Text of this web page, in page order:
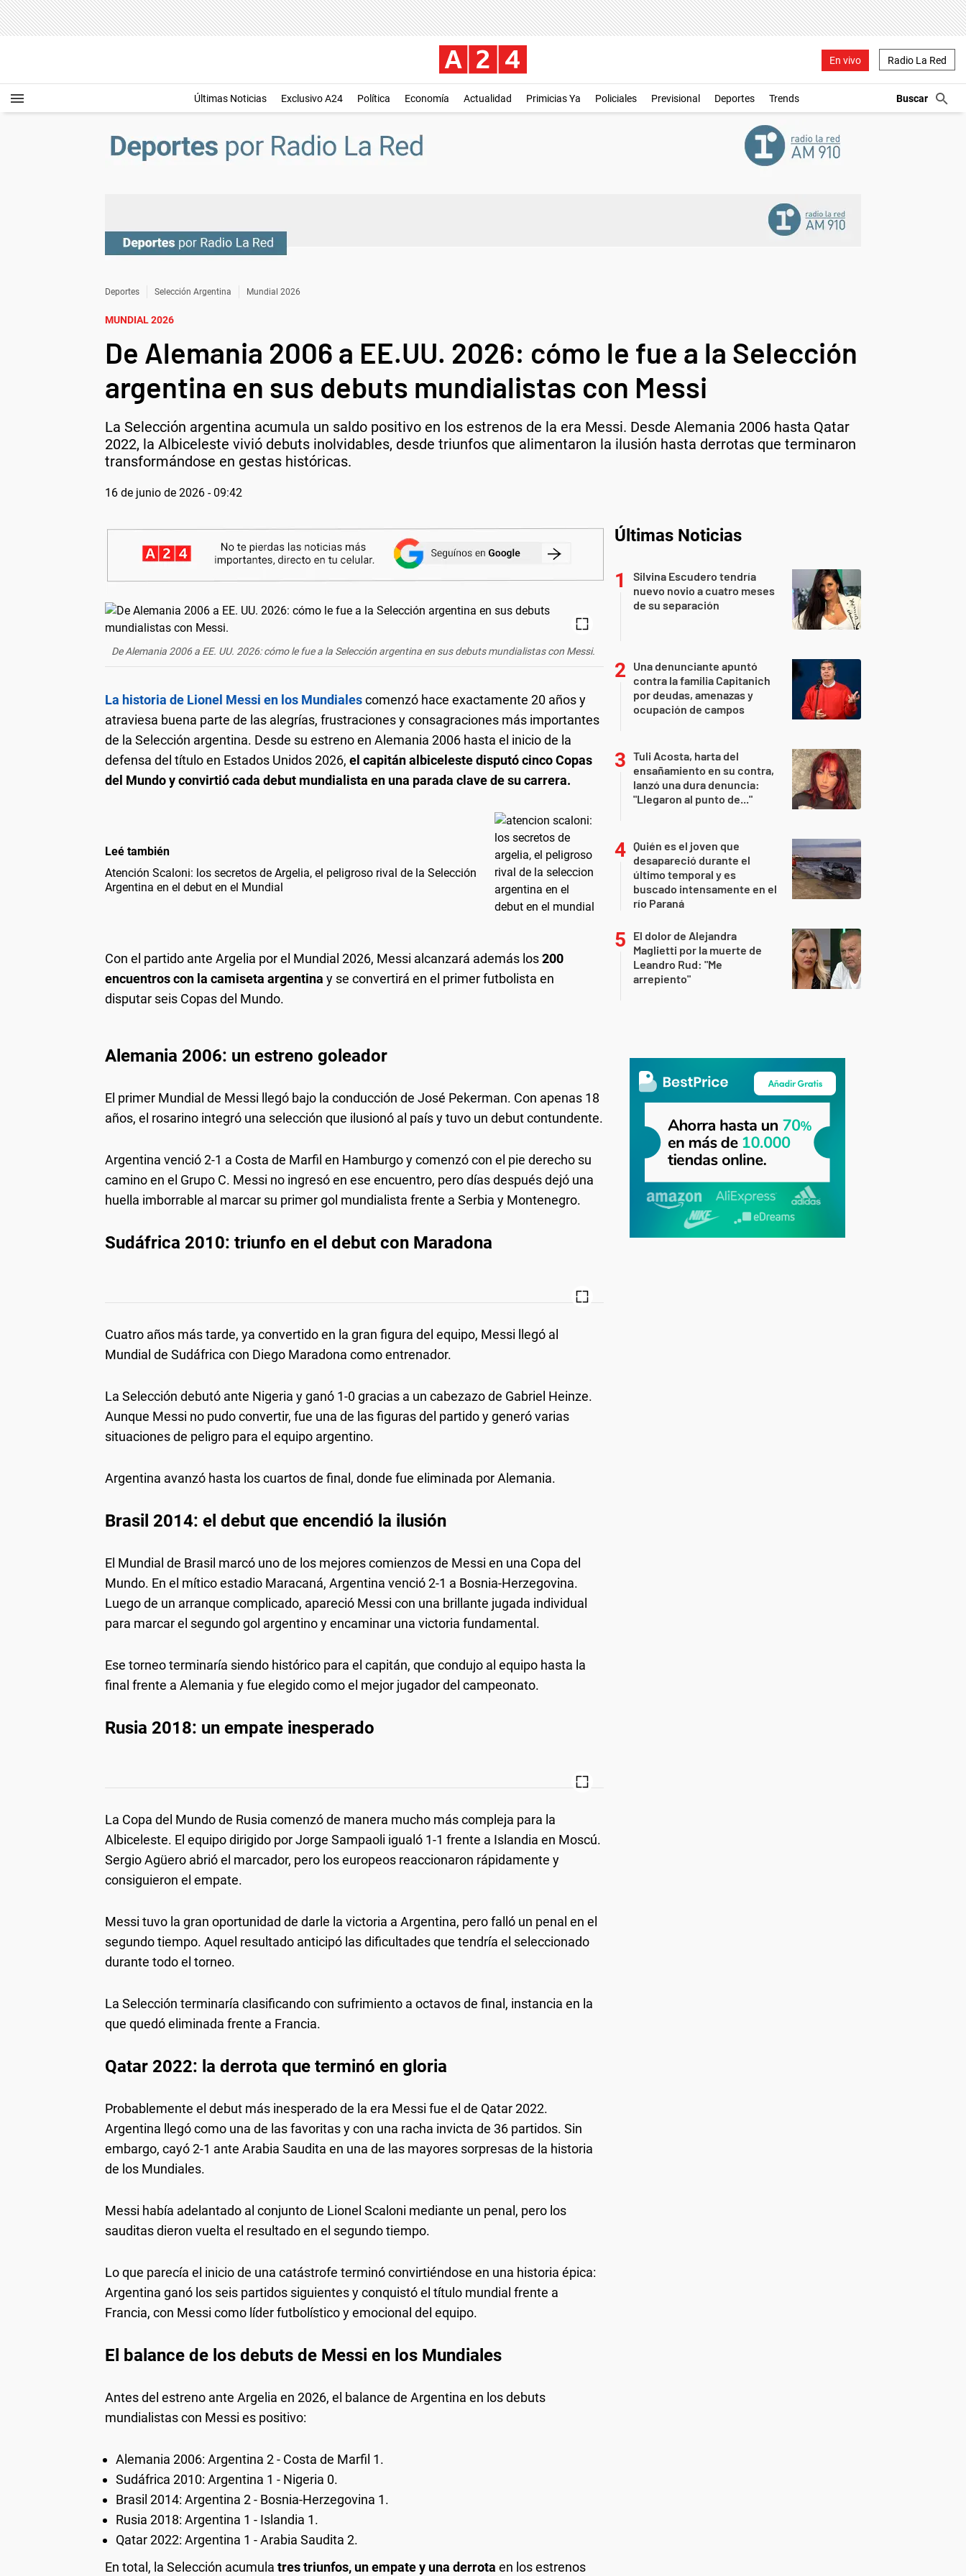
En vivo Radio La Red
Últimas Noticias Exclusivo A24 Política Economía Actualidad Primicias Ya Policiales Previsional Deportes Trends
Deportes Selección Argentina Mundial 2026
MUNDIAL 2026
De Alemania 2006 a EE.UU. 2026: cómo le fue a la Selección
argentina en sus debuts mundialistas con Messi
La Selección argentina acumula un saldo positivo en los estrenos de la era Messi. Desde Alemania 2006 hasta Qatar
2022, la Albiceleste vivió debuts inolvidables, desde triunfos que alimentaron la ilusión hasta derrotas que terminaron
transformándose en gestas históricas.
16 de junio de 2026 - 09:42
De Alemania 2006 a EE. UU. 2026: cómo le fue a la Selección argentina en sus debuts mundialistas con Messi.
La historia de Lionel Messi en los Mundialescomenzó hace exactamente 20 años y
atraviesa buena parte de las alegrías, frustraciones y consagraciones más importantes
de la Selección argentina. Desde su estreno en Alemania 2006 hasta el inicio de la
defensa del título en Estados Unidos 2026, el capitán albiceleste disputó cinco Copas
del Mundo y convirtió cada debut mundialista en una parada clave de su carrera.
Leé también
Atención Scaloni: los secretos de Argelia, el peligroso rival de la Selección
Argentina en el debut en el Mundial
Con el partido ante Argelia por el Mundial 2026, Messi alcanzará además los200
encuentros con la camiseta argentina y se convertirá en el primer futbolista en
disputar seis Copas del Mundo.
Alemania 2006: un estreno goleador
El primer Mundial de Messi llegó bajo la conducción de José Pekerman. Con apenas 18
años, el rosarino integró una selección que ilusionó al país y tuvo un debut contundente.
Argentina venció 2-1 a Costa de Marfil en Hamburgo y comenzó con el pie derecho su
camino en el Grupo C. Messi no ingresó en ese encuentro, pero días después dejó una
huella imborrable al marcar su primer gol mundialista frente a Serbia y Montenegro.
Sudáfrica 2010: triunfo en el debut con Maradona
Cuatro años más tarde, ya convertido en la gran figura del equipo, Messi llegó al
Mundial de Sudáfrica con Diego Maradona como entrenador.
La Selección debutó ante Nigeria y ganó 1-0 gracias a un cabezazo de Gabriel Heinze.
Aunque Messi no pudo convertir, fue una de las figuras del partido y generó varias
situaciones de peligro para el equipo argentino.
Argentina avanzó hasta los cuartos de final, donde fue eliminada por Alemania.
Brasil 2014: el debut que encendió la ilusión
El Mundial de Brasil marcó uno de los mejores comienzos de Messi en una Copa del
Mundo. En el mítico estadio Maracaná, Argentina venció 2-1 a Bosnia-Herzegovina.
Luego de un arranque complicado, apareció Messi con una brillante jugada individual
para marcar el segundo gol argentino y encaminar una victoria fundamental.
Ese torneo terminaría siendo histórico para el capitán, que condujo al equipo hasta la
final frente a Alemania y fue elegido como el mejor jugador del campeonato.
Rusia 2018: un empate inesperado
La Copa del Mundo de Rusia comenzó de manera mucho más compleja para la
Albiceleste. El equipo dirigido por Jorge Sampaoli igualó 1-1 frente a Islandia en Moscú.
Sergio Agüero abrió el marcador, pero los europeos reaccionaron rápidamente y
consiguieron el empate.
Messi tuvo la gran oportunidad de darle la victoria a Argentina, pero falló un penal en el
segundo tiempo. Aquel resultado anticipó las dificultades que tendría el seleccionado
durante todo el torneo.
La Selección terminaría clasificando con sufrimiento a octavos de final, instancia en la
que quedó eliminada frente a Francia.
Qatar 2022: la derrota que terminó en gloria
Probablemente el debut más inesperado de la era Messi fue el de Qatar 2022.
Argentina llegó como una de las favoritas y con una racha invicta de 36 partidos. Sin
embargo, cayó 2-1 ante Arabia Saudita en una de las mayores sorpresas de la historia
de los Mundiales.
Messi había adelantado al conjunto de Lionel Scaloni mediante un penal, pero los
sauditas dieron vuelta el resultado en el segundo tiempo.
Lo que parecía el inicio de una catástrofe terminó convirtiéndose en una historia épica:
Argentina ganó los seis partidos siguientes y conquistó el título mundial frente a
Francia, con Messi como líder futbolístico y emocional del equipo.
El balance de los debuts de Messi en los Mundiales
Antes del estreno ante Argelia en 2026, el balance de Argentina en los debuts
mundialistas con Messi es positivo:
Alemania 2006: Argentina 2 - Costa de Marfil 1.
Sudáfrica 2010: Argentina 1 - Nigeria 0.
Brasil 2014: Argentina 2 - Bosnia-Herzegovina 1.
Rusia 2018: Argentina 1 - Islandia 1.
Qatar 2022: Argentina 1 - Arabia Saudita 2.
En total, la Selección acumula tres triunfos, un empate y una derrota en los estrenos
Últimas Noticias
Silvina Escudero tendría
nuevo novio a cuatro meses
de su separación
Una denunciante apuntó
contra la familia Capitanich
por deudas, amenazas y
ocupación de campos
Tuli Acosta, harta del
ensañamiento en su contra,
lanzó una dura denuncia:
"Llegaron al punto de..."
Quién es el joven que
desapareció durante el
último temporal y es
buscado intensamente en el
río Paraná
El dolor de Alejandra
Maglietti por la muerte de
Leandro Rud: "Me
arrepiento"